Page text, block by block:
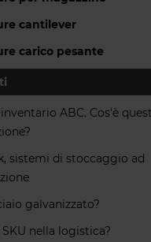
cantilever
carico pesante
ABC. Cos'è
sistemi di stoccaggio ad
galvanizzato?
SKU nella logistica?